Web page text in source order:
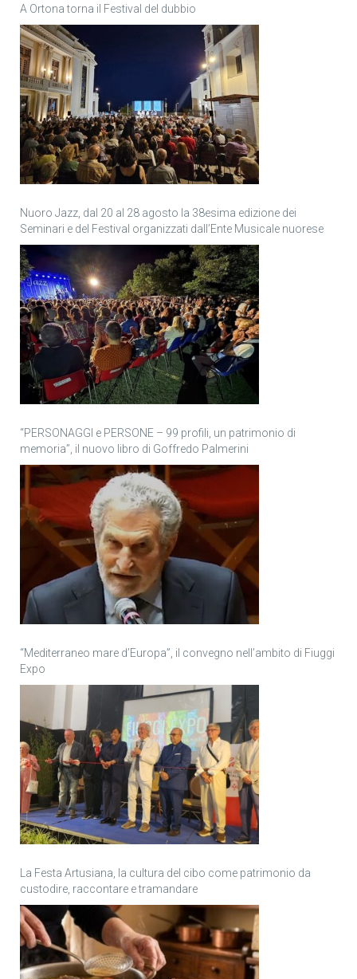
A Ortona torna il Festival del dubbio
Nuoro Jazz, dal 20 al 28 agosto la 38esima edizione dei
Seminari e del Festival organizzati dall’Ente Musicale nuorese
“PERSONAGGI e PERSONE – 99 profili, un patrimonio di
memoria”, il nuovo libro di Goffredo Palmerini
“Mediterraneo mare d’Europa”, il convegno nell’ambito di Fiuggi
Expo
La Festa Artusiana, la cultura del cibo come patrimonio da
custodire, raccontare e tramandare